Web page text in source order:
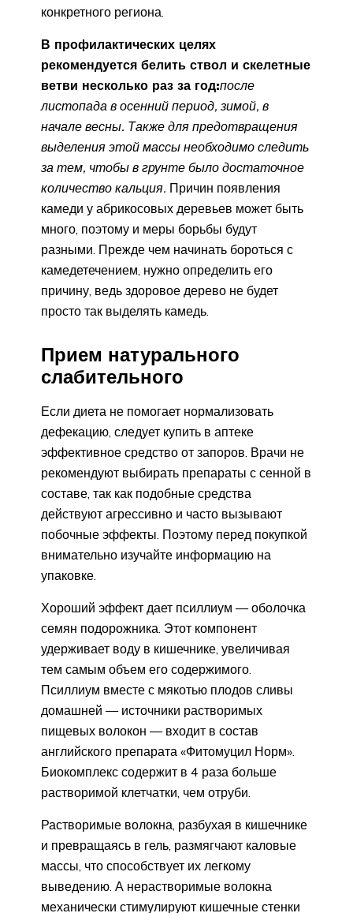
конкретного региона.
В профилактических целях
рекомендуется белить ствол и скелетные
ветви несколько раз за год:после
листопада в осенний период, зимой, в
начале весны. Также для предотвращения
выделения этой массы необходимо следить
за тем, чтобы в грунте было достаточное
количество кальция. Причин появления
камеди у абрикосовых деревьев может быть
много, поэтому и меры борьбы будут
разными. Прежде чем начинать бороться с
камедетечением, нужно определить его
причину, ведь здоровое дерево не будет
просто так выделять камедь.
Прием натурального
слабительного
Если диета не помогает нормализовать
дефекацию, следует купить в аптеке
эффективное средство от запоров. Врачи не
рекомендуют выбирать препараты с сенной в
составе, так как подобные средства
действуют агрессивно и часто вызывают
побочные эффекты. Поэтому перед покупкой
внимательно изучайте информацию на
упаковке.
Хороший эффект дает псиллиум — оболочка
семян подорожника. Этот компонент
удерживает воду в кишечнике, увеличивая
тем самым объем его содержимого.
Псиллиум вместе с мякотью плодов сливы
домашней — источники растворимых
пищевых волокон — входит в состав
английского препарата «Фитомуцил Норм».
Биокомплекс содержит в 4 раза больше
растворимой клетчатки, чем отруби.
Растворимые волокна, разбухая в кишечнике
и превращаясь в гель, размягчают каловые
массы, что способствует их легкому
выведению. А нерастворимые волокна
механически стимулируют кишечные стенки